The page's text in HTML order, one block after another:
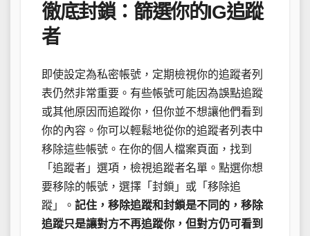
徹底封鎖：篩選你的IG追蹤
者
即使設定為私密帳號，定期檢視你的追蹤者列
表仍然非常重要。有些帳號可能因為誤點追蹤
或其他原因而追蹤你，但你並不想讓他們看到
你的內容。你可以輕鬆地從你的追蹤者列表中
移除這些帳號。在你的個人檔案頁面，找到
「追蹤者」選項，檢視追蹤者名單。點選你想
要移除的帳號，選擇「封鎖」或「移除追
蹤」。 記住，移除追蹤和封鎖是不同的，移除
追蹤只是讓對方不再追蹤你，但對方仍可看到